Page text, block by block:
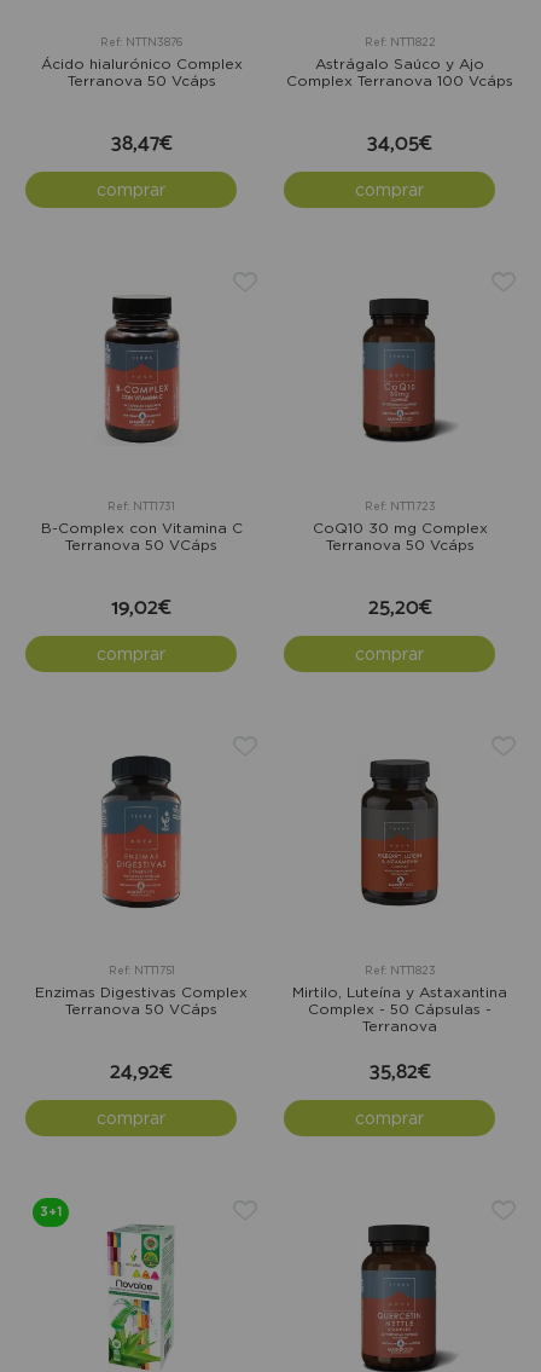
Ref: NTTN3876
Ácido hialurónico Complex
Terranova 50 Vcáps
38,47€
comprar
Ref: NTT1822
Astrágalo Saúco y Ajo
Complex Terranova 100 Vcáps
34,05€
comprar
Ref: NTT1731
B-Complex con Vitamina C
Terranova 50 VCáps
19,02€
comprar
Ref: NTT1723
CoQ10 30 mg Complex
Terranova 50 Vcáps
25,20€
comprar
Ref: NTT1751
Enzimas Digestivas Complex
Terranova 50 VCáps
24,92€
comprar
Ref: NTT1823
Mirtilo, Luteína y Astaxantina
Complex - 50 Cápsulas -
Terranova
35,82€
comprar
3+1